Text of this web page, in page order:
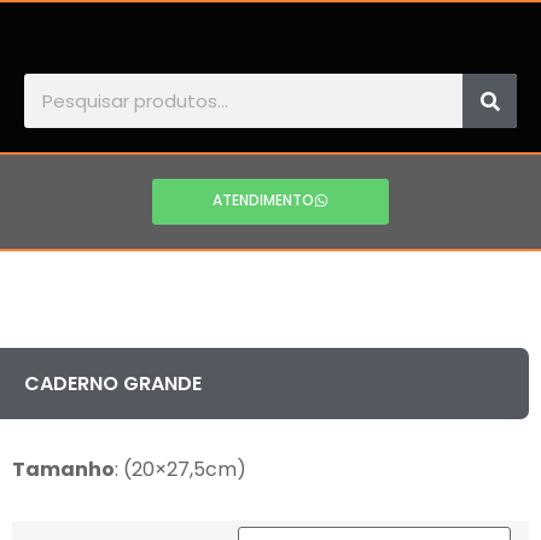
ATENDIMENTO
CADERNO GRANDE
Tamanho: (20×27,5cm)